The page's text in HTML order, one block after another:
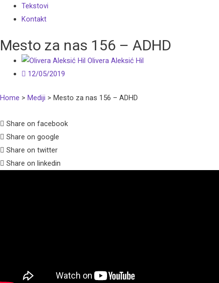
Tekstovi
Kontakt
Mesto za nas 156 – ADHD
Olivera Aleksić Hil
12/05/2019
Home > Mediji > Mesto za nas 156 – ADHD
Share on facebook
Share on google
Share on twitter
Share on linkedin